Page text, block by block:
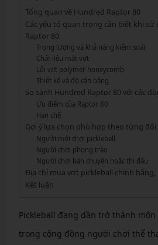
Tổng quan về Hundred Raptor 80
Các yếu tố quan trọng cần biết khi
Raptor 80
Trọng lượng và khả năng kiểm soát
Chất liệu mặt vợt
Lõi vợt polymer honeycomb
Thiết kế và độ cân bằng
So sánh Hundred Raptor 80 với các
Ưu điểm của Raptor 80
Hạn chế
Gợi ý lựa chọn phù hợp theo từng
Người mới chơi pickleball
Người chơi phong trào
Người chơi bán chuyên hoặc thi đấu
Địa chỉ mua vợt pickleball chính hãng,
Kết luận
Pickleball đang dần trở thành
trong cộng đồng người chơi thể